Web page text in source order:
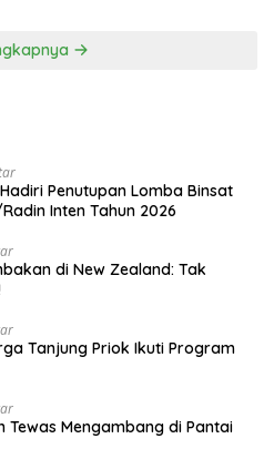
Penutupan Lomba Binsat
Inten Tahun 2026
di New Zealand: Tak
Tanjung Priok Ikuti Program
Tewas Mengambang di Pantai